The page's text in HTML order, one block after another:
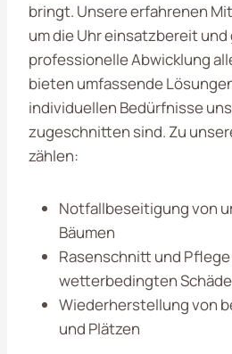
bringt. Unsere erfahrenen
um die Uhr einsatzbereit
professionelle Abwicklung
bieten umfassende
individuellen Bedürfnisse
zugeschnitten sind. Zu
zählen:
Notfallbeseitigung von
Bäumen
Rasenschnitt und
wetterbedingten
Wiederherstellung von
und Plätzen